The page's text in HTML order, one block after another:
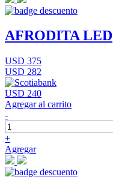
AFRODITA LED
USD 375
USD 282
USD 240
Agregar al carrito
-
+
Agregar